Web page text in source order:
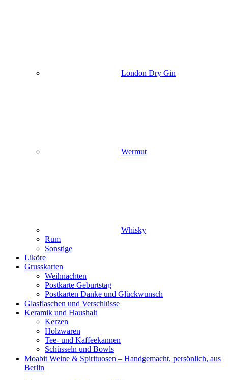
London Dry Gin
Wermut
Whisky
Rum
Sonstige
Liköre
Grusskarten
Weihnachten
Postkarte Geburtstag
Postkarten Danke und Glückwunsch
Glasflaschen und Verschlüsse
Keramik und Haushalt
Kerzen
Holzwaren
Tee- und Kaffeekannen
Schüsseln und Bowls
Moabit Weine & Spirituosen – Handgemacht, persönlich, aus
Berlin